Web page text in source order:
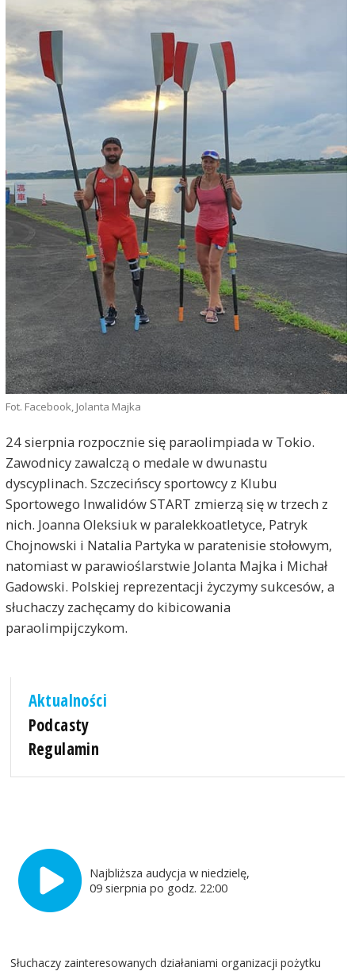
Fot. Facebook, Jolanta Majka
24 sierpnia rozpocznie się paraolimpiada w Tokio.
Zawodnicy zawalczą o medale w dwunastu
dyscyplinach. Szczecińscy sportowcy z Klubu
Sportowego Inwalidów START zmierzą się w trzech z
nich. Joanna Oleksiuk w paralekkoatletyce, Patryk
Chojnowski i Natalia Partyka w paratenisie stołowym,
natomiast w parawioślarstwie Jolanta Majka i Michał
Gadowski. Polskiej reprezentacji życzymy sukcesów, a
słuchaczy zachęcamy do kibicowania
paraolimpijczykom.
Aktualności
Podcasty
Regulamin
Najbliższa audycja w niedzielę,
09 sierpnia po godz. 22:00
Słuchaczy zainteresowanych działaniami organizacji pożytku